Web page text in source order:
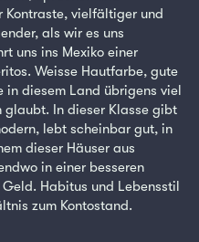
Kontraste, vielfältiger und
als wir es uns
uns ins Mexiko einer
Weisse Hautfarbe, gute
diesem Land übrigens viel
glaubt. In dieser Klasse gibt
lebt scheinbar gut, in
dieser Häuser aus
in einer besseren
Habitus und Lebensstil
zum Kontostand.